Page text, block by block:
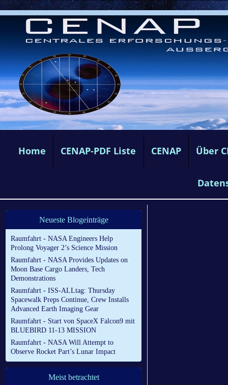
Home CENAP-PDF Liste CENAP Über
Neueste Blogeinträge
Raumfahrt - NASA Engineers Help
Prolong Voyager 2’s Science Mission
Raumfahrt - NASA Provides Updates on
Moon Base Cargo Landers, Tech
Demonstrations
Raumfahrt - ISS-ALLtag: Thursday
Spacewalk Preps Continue, Crew Installs
Advanced Earth Imaging Gear
Raumfahrt - Start von SpaceX Falcon9 mit
BLUEBIRD 11-13 MISSION
Raumfahrt - NASA Will Attempt to
Observe Rocket Part’s Lunar Impact
Meist betrachtet